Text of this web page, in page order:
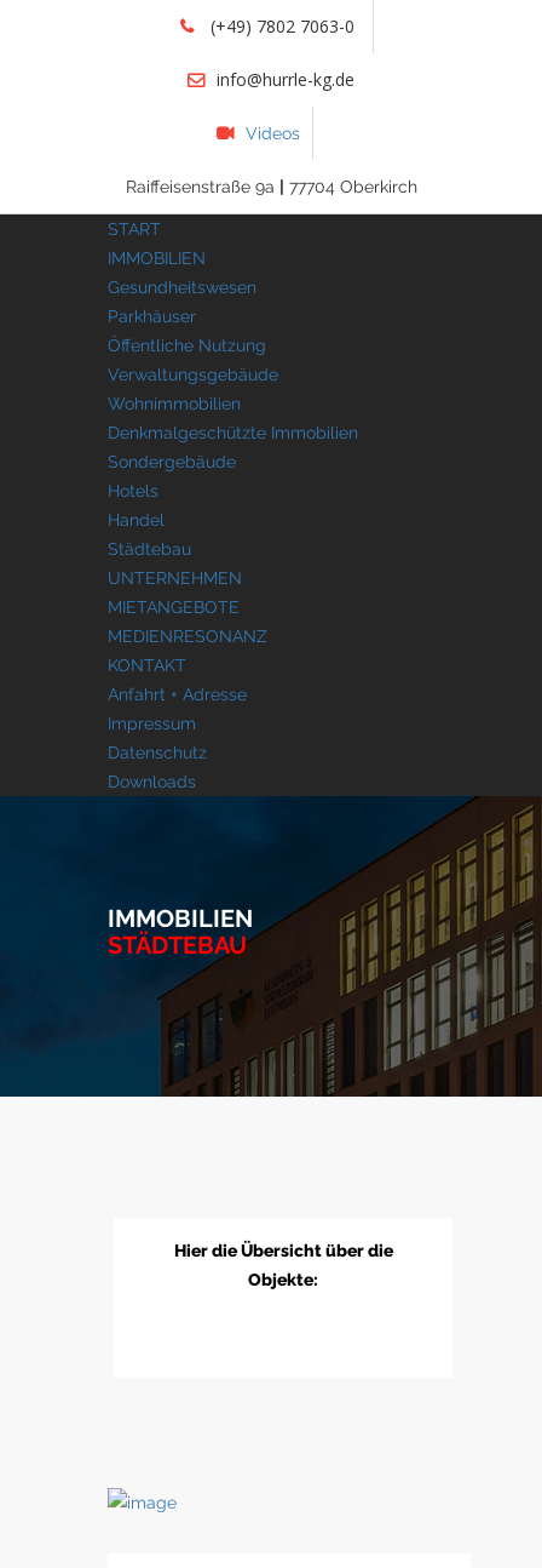
(+49) 7802 7063-0
info@hurrle-kg.de
Videos
Raiffeisenstraße 9a | 77704 Oberkirch
START
IMMOBILIEN
Gesundheitswesen
Parkhäuser
Öffentliche Nutzung
Verwaltungsgebäude
Wohnimmobilien
Denkmalgeschützte Immobilien
Sondergebäude
Hotels
Handel
Städtebau
UNTERNEHMEN
MIETANGEBOTE
MEDIENRESONANZ
KONTAKT
Anfahrt + Adresse
Impressum
Datenschutz
Downloads
IMMOBILIEN
STÄDTEBAU
Hier die Übersicht über die
Objekte: